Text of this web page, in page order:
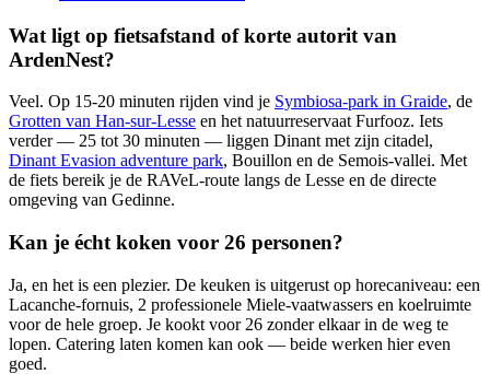
Wat ligt op fietsafstand of korte autorit van
ArdenNest?
Veel. Op 15-20 minuten rijden vind je Symbiosa-park in Graide, de
Grotten van Han-sur-Lesse en het natuurreservaat Furfooz. Iets
verder — 25 tot 30 minuten — liggen Dinant met zijn citadel,
Dinant Evasion adventure park, Bouillon en de Semois-vallei. Met
de fiets bereik je de RAVeL-route langs de Lesse en de directe
omgeving van Gedinne.
Kan je écht koken voor 26 personen?
Ja, en het is een plezier. De keuken is uitgerust op horecaniveau: een
Lacanche-fornuis, 2 professionele Miele-vaatwassers en koelruimte
voor de hele groep. Je kookt voor 26 zonder elkaar in de weg te
lopen. Catering laten komen kan ook — beide werken hier even
goed.